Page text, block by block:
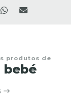
produtos de
bebé